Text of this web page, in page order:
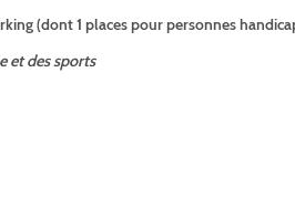
(dont 1 places pour personnes
et des sports